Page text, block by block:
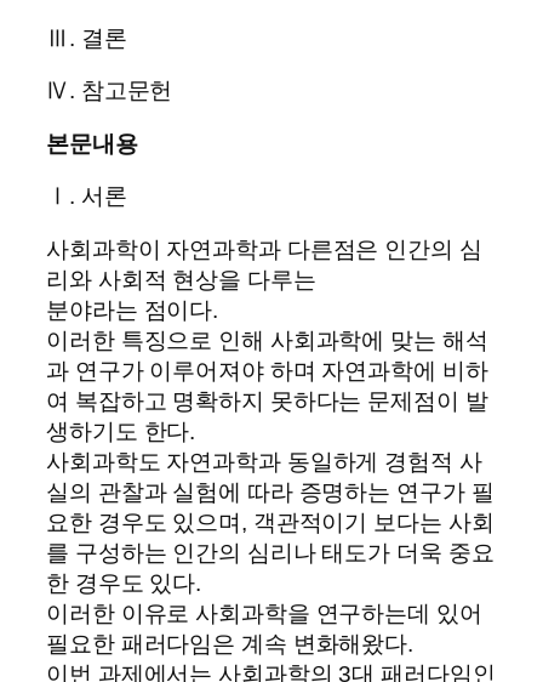
Ⅲ. 결론
Ⅳ. 참고문헌
본문내용
Ⅰ. 서론
사회과학이 자연과학과 다른점은 인간의 심
리와 사회적 현상을 다루는
분야라는 점이다.
이러한 특징으로 인해 사회과학에 맞는 해석
과 연구가 이루어져야 하며 자연과학에 비하
여 복잡하고 명확하지 못하다는 문제점이 발
생하기도 한다.
사회과학도 자연과학과 동일하게 경험적 사
실의 관찰과 실험에 따라 증명하는 연구가 필
요한 경우도 있으며, 객관적이기 보다는 사회
를 구성하는 인간의 심리나 태도가 더욱 중요
한 경우도 있다.
이러한 이유로 사회과학을 연구하는데 있어
필요한 패러다임은 계속 변화해왔다.
이번 과제에서는 사회과학의 3대 패러다임인